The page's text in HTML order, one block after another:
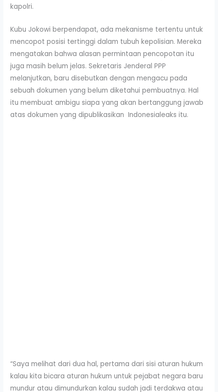
kapolri.
Kubu Jokowi berpendapat, ada mekanisme tertentu untuk
mencopot posisi tertinggi dalam tubuh kepolisian. Mereka
mengatakan bahwa alasan permintaan pencopotan itu
juga masih belum jelas. Sekretaris Jenderal PPP
melanjutkan, baru disebutkan dengan mengacu pada
sebuah dokumen yang belum diketahui pembuatnya. Hal
itu membuat ambigu siapa yang akan bertanggung jawab
atas dokumen yang dipublikasikan Indonesialeaks itu.
“Saya melihat dari dua hal, pertama dari sisi aturan hukum
kalau kita bicara aturan hukum untuk pejabat negara baru
mundur atau dimundurkan kalau sudah jadi terdakwa atau